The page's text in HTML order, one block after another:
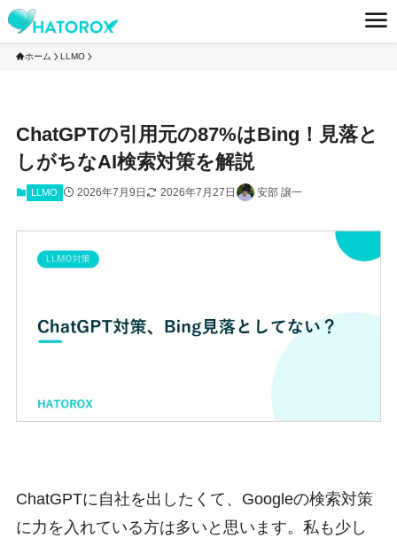
ホーム LLMO
ChatGPTの引用元の87%はBing！見落と
しがちなAI検索対策を解説
LLMO 2026年7月9日 2026年7月27日 安部 譲一
ChatGPTに自社を出したくて、Googleの検索対策
に力を入れている方は多いと思います。私も少し